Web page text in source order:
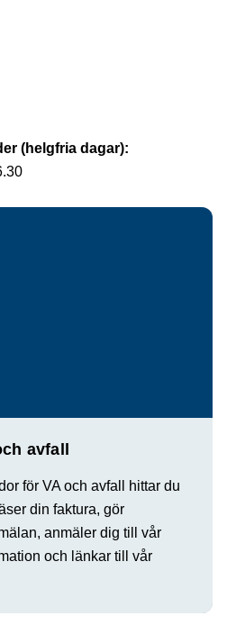
(helgfria dagar):
avfall
för VA och avfall hittar du
din faktura, gör
anmäler dig till vår
och länkar till vår